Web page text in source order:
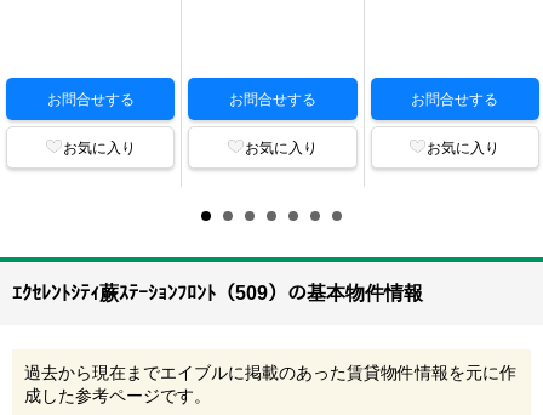
お問合せする
お気に入り
お問合せする
お気に入り
お問合せする
お気に入り
ｴｸｾﾚﾝﾄｼﾃｨ蕨ｽﾃｰｼｮﾝﾌﾛﾝﾄ（509）の基本物件情報
過去から現在までエイブルに掲載のあった賃貸物件情報を元に作
成した参考ページです。